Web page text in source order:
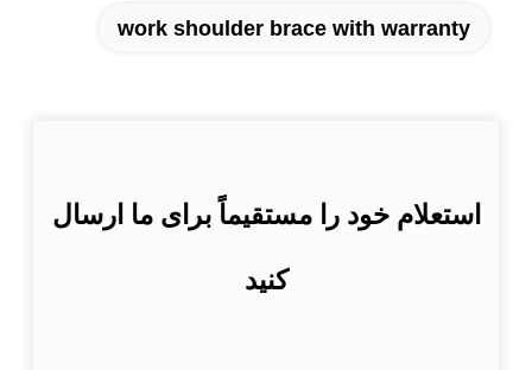
work shoulder brace with warranty
استعلام خود را مستقیماً برای ما ارسال
کنید